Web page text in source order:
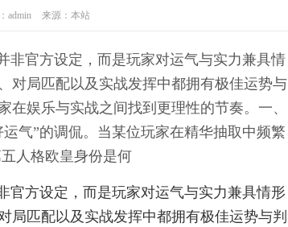
admin 来源：本站
非官方设定，而是玩家对运气与实力兼具情
对局匹配以及实战发挥中都拥有极佳运势与
娱乐与实战之间找到更理性的节奏。一、
气”的调侃。当某位玩家在精华抽取中频繁
人格欧皇身份是何
官方设定，而是玩家对运气与实力兼具情形
局匹配以及实战发挥中都拥有极佳运势与判